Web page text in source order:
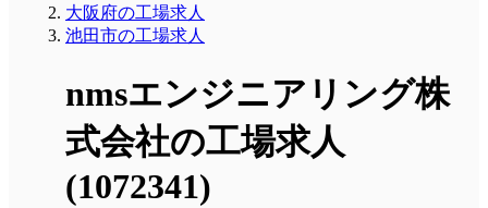
大阪府の工場求人
池田市の工場求人
nmsエンジニアリング株
式会社の工場求人
(1072341)